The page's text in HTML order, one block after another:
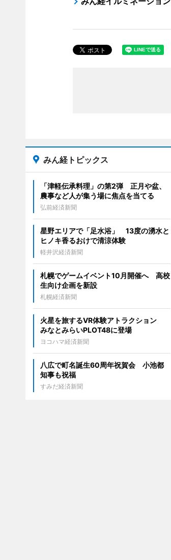
みん経トピックス
「津軽伝承料理」の第2弾 正月や盆、
農事など人が集う場に焦点を当てる
弘前経済新聞
星野エリアで「足水浴」 13度の湧水と
ヒノキ香るおけで清涼体験
軽井沢経済新聞
札幌でゲームイベント10月開催へ 高校
生向け企画を新設
札幌経済新聞
火星を旅するVR体験アトラクション
みなとみらいPLOT48に登場
ヨコハマ経済新聞
八広で町名誕生60周年祝賀会 小池都
知事も祝福
すみだ経済新聞